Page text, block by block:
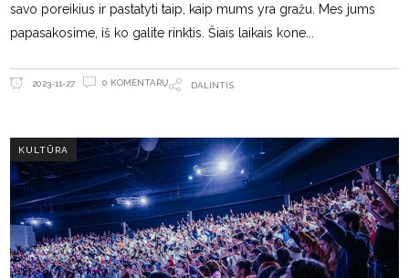
savo poreikius ir pastatyti taip, kaip mums yra gražu. Mes jums
papasakosime, iš ko galite rinktis. Šiais laikais kone
2023-11-27 0 KOMENTARŲ DALINTIS
KULTŪRA